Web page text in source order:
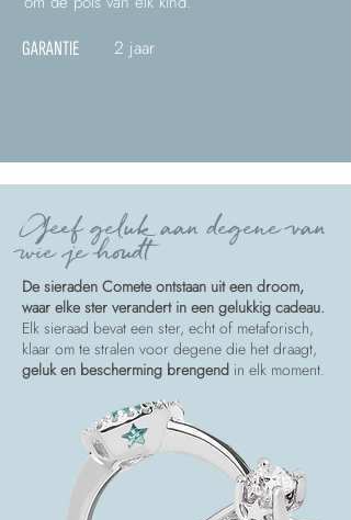
GARANTIE 2 jaar
Geef geluk aan degene van
wie je houdt
De sieraden Comete ontstaan uit een droom,
waar elke ster verandert in een gelukkig cadeau.
Elk sieraad bevat een ster, echt of metaforisch,
klaar om te stralen voor degene die het draagt,
geluk en bescherming brengend in elk moment.